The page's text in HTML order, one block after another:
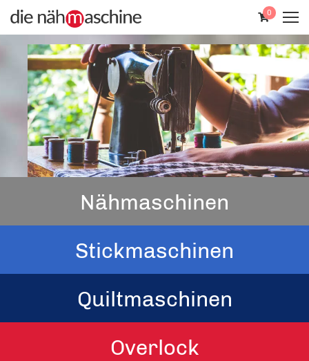
0
Nähmaschinen
Stickmaschinen
Quiltmaschinen
Overlock